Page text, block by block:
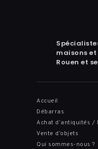
maisons
Rouen et
Accueil
Débarras
Achat d’antiquités /
Vente d’objets
Qui sommes-nous ?